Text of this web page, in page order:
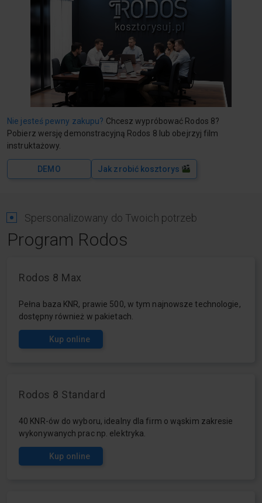
Nie jesteś pewny zakupu? Chcesz wypróbować Rodos 8?
Pobierz wersję demonstracyjną Rodos 8 lub obejrzyj film
instruktażowy.
DEMO Jak zrobić kosztorys
Spersonalizowany do Twoich potrzeb
Program Rodos
Rodos 8 Max
Pełna baza KNR, prawie 500, w tym najnowsze technologie,
dostępny również w pakietach.
Kup online
Rodos 8 Standard
40 KNR-ów do wyboru, idealny dla firm o wąskim zakresie
wykonywanych prac np. elektryka.
Kup online